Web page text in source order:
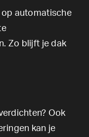
op automatische
Zo blijft je dak
Ook
kan je